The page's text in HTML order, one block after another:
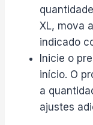
XL, mova
indicado
Inicie o
início. O
a
ajustes